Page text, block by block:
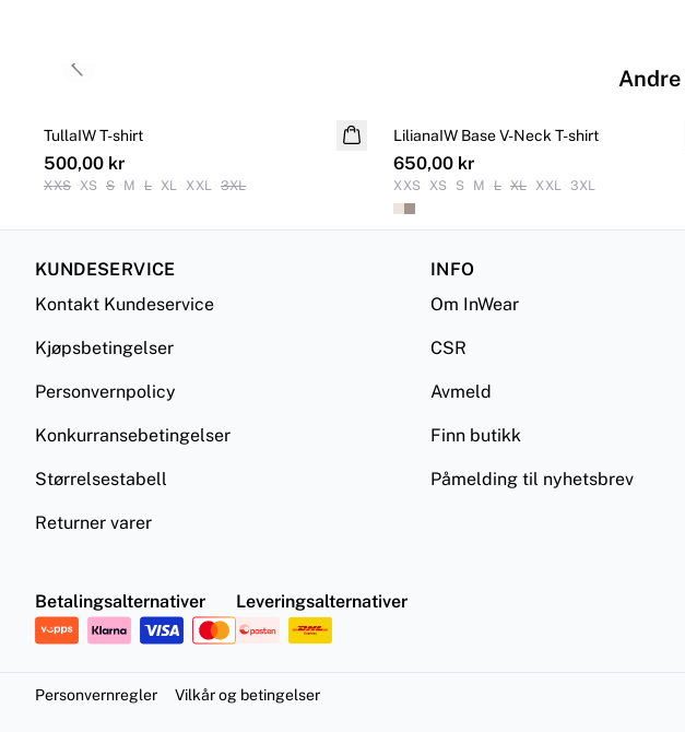
Andre
NYHET
TullaIW T-shirt
500,00 kr
XXS XS S M L XL XXL 3XL
LilianaIW Base V-Neck T-shirt
650,00 kr
XXS XS S M L XL XXL 3XL
Previous slide
KUNDESERVICE
Kontakt Kundeservice
Kjøpsbetingelser
Personvernpolicy
Konkurransebetingelser
Størrelsestabell
Returner varer
INFO
Om InWear
CSR
Avmeld
Finn butikk
Påmelding til nyhetsbrev
Betalingsalternativer Leveringsalternativer
Personvernregler Vilkår og betingelser